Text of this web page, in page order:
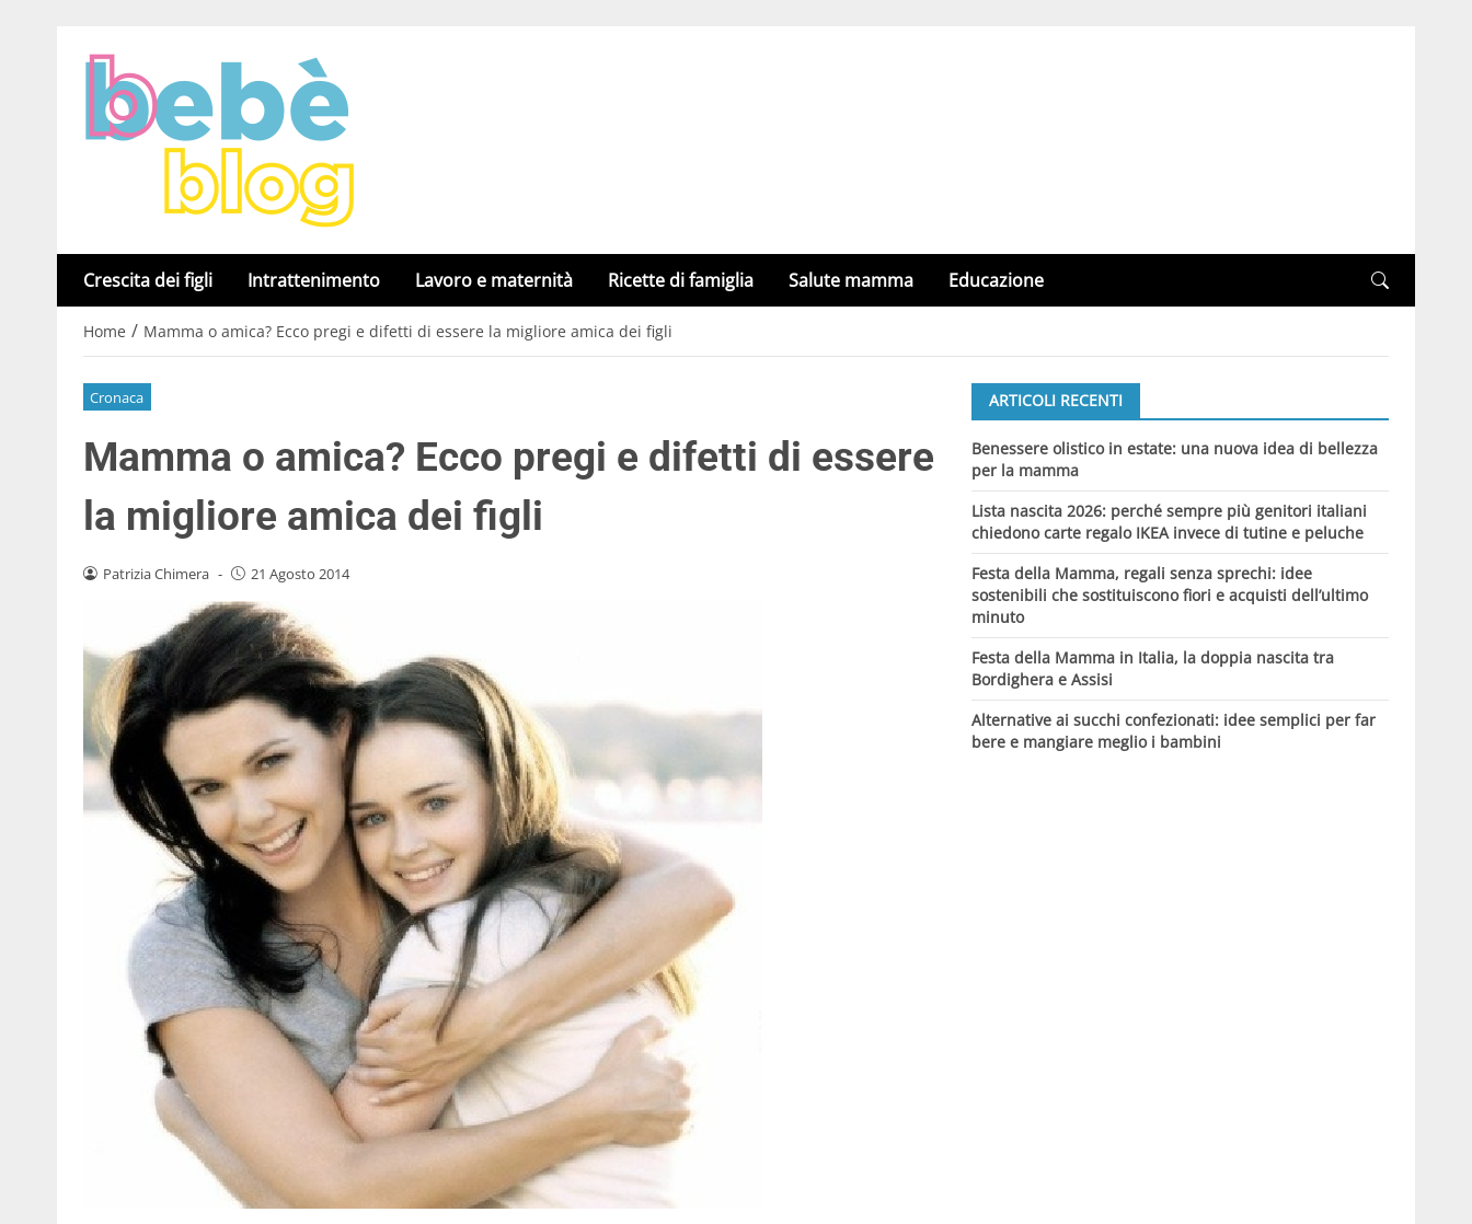
Crescita dei figli Intrattenimento Lavoro e maternità Ricette di famiglia Salute mamma Educazione
Home / Mamma o amica? Ecco pregi e difetti di essere la migliore amica dei figli
Cronaca
Mamma o amica? Ecco pregi e difetti di essere
la migliore amica dei figli
Patrizia Chimera - 21 Agosto 2014
ARTICOLI RECENTI
Benessere olistico in estate: una nuova idea di bellezza
per la mamma
Lista nascita 2026: perché sempre più genitori italiani
chiedono carte regalo IKEA invece di tutine e peluche
Festa della Mamma, regali senza sprechi: idee
sostenibili che sostituiscono fiori e acquisti dell’ultimo
minuto
Festa della Mamma in Italia, la doppia nascita tra
Bordighera e Assisi
Alternative ai succhi confezionati: idee semplici per far
bere e mangiare meglio i bambini